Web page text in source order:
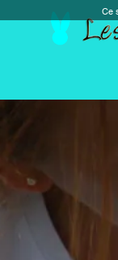
qu'il utilise collectent des